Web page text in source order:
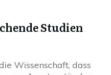
Studien
Wissenschaft, dass